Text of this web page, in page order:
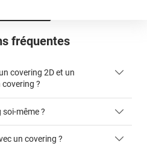
fréquentes
covering 2D et un
?
même ?
un covering ?